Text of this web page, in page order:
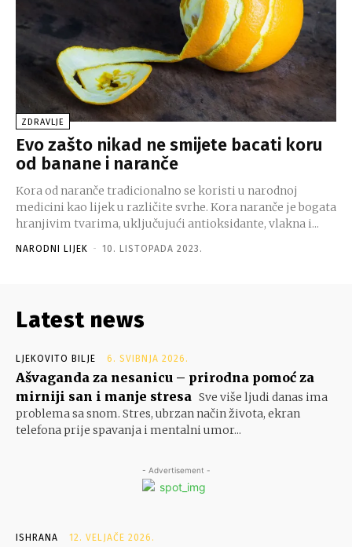
ZDRAVLJE
Evo zašto nikad ne smijete bacati koru
od banane i naranče
Kora od naranče tradicionalno se koristi u narodnoj
medicini kao lijek u različite svrhe. Kora naranče je bogata
hranjivim tvarima, uključujući antioksidante, vlakna i...
NARODNI LIJEK - 10. LISTOPADA 2023.
Latest news
LJEKOVITO BILJE 6. SVIBNJA 2026.
Ašvaganda za nesanicu – prirodna pomoć za
mirniji san i manje stresa Sve više ljudi danas ima
problema sa snom. Stres, ubrzan način života, ekran
telefona prije spavanja i mentalni umor...
- Advertisement -
ISHRANA 12. VELJAČE 2026.